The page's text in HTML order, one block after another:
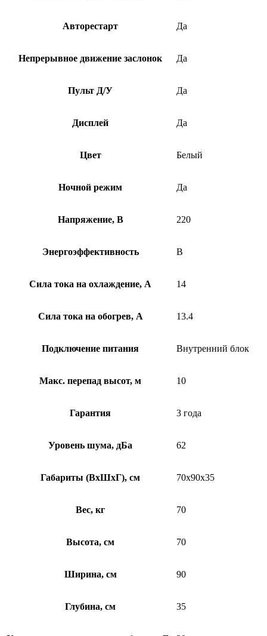
Авторестарт Да
Непрерывное движение заслонок Да
Пульт Д/У Да
Дисплей Да
Цвет Белый
Ночной режим Да
Напряжение, В 220
Энергоэффективность B
Сила тока на охлаждение, А 14
Сила тока на обогрев, А 13.4
Подключение питания Внутренний блок
Макс. перепад высот, м 10
Гарантия 3 года
Уровень шума, дБа 62
Габариты (ВхШхГ), см 70x90x35
Вес, кг 70
Высота, см 70
Ширина, см 90
Глубина, см 35